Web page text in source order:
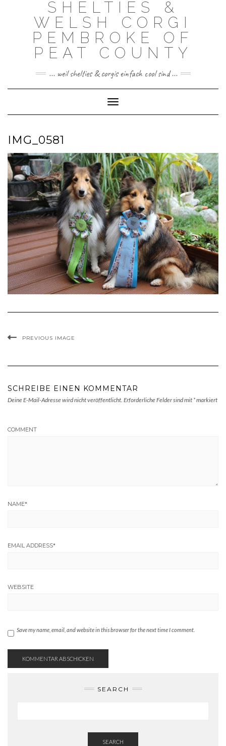
SHELTIES &
WELSH CORGI
PEMBROKE OF
PEAT COUNTY
... weil shelties & corgis einfach cool sind ...
Toggle Navigation
IMG_0581
PREVIOUS IMAGE
SCHREIBE EINEN KOMMENTAR
Deine E-Mail-Adresse wird nicht veröffentlicht. Erforderliche Felder sind mit *markiert
COMMENT
NAME*
EMAIL ADDRESS*
WEBSITE
Save my name, email, and website in this browser for the next time I comment.
SEARCH
SEARCH